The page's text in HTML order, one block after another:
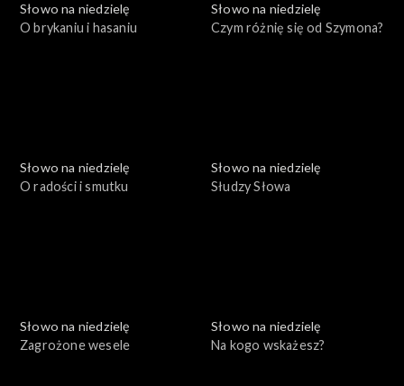
Słowo na niedzielę
O brykaniu i hasaniu
Słowo na niedzielę
Czym różnię się od Szymona?
Słowo na niedzielę
O radości i smutku
Słowo na niedzielę
Słudzy Słowa
Słowo na niedzielę
Zagrożone wesele
Słowo na niedzielę
Na kogo wskażesz?